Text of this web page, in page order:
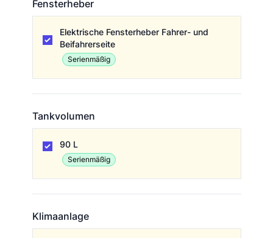
Fensterheber
Elektrische Fensterheber Fahrer- und
Beifahrerseite
Serienmäßig
Tankvolumen
90 L
Serienmäßig
Klimaanlage